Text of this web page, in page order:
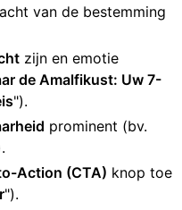
van de bestemming
zijn en emotie
de Amalfikust: Uw 7-
").
prominent (bv.
Action (CTA) knop toe
").